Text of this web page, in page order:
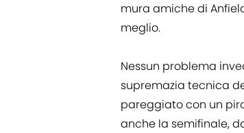
mura amiche di
meglio.
Nessun problema
supremazia tecnica
pareggiato con un
anche la semifinale,